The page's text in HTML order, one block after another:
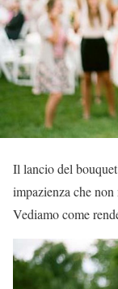
Il lancio del
impazienza che
Vediamo come